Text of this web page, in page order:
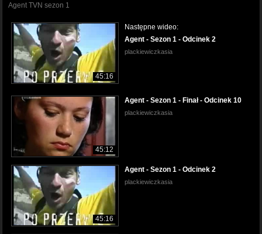
Agent TVN sezon 1
45:16
Następne wideo:
Agent - Sezon 1 - Odcinek 2
plackiewiczkasia
45:12
Agent - Sezon 1 - Finał - Odcinek 10
plackiewiczkasia
45:16
Agent - Sezon 1 - Odcinek 2
plackiewiczkasia